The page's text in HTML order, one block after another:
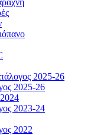
2025-26
2025-26
2023-24
2022